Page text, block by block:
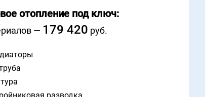
отопление под ключ:
— 179 420 руб.